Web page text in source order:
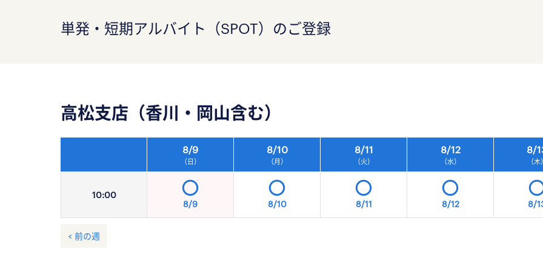
単発・短期アルバイト（SPOT）のご登録
高松支店（香川・岡山含む）
10:00
8/9
（日）
8/10
（月）
8/11
（火）
8/12
（水）
8/
（木）
8/9 8/10 8/11 8/12 8/
< 前の週